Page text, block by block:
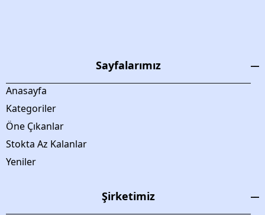
Sayfalarımız
Anasayfa
Kategoriler
Öne Çıkanlar
Stokta Az Kalanlar
Yeniler
Şirketimiz